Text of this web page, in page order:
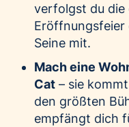
verfolgst du
Eröffnungsfeier
Seine mit.
Mach eine
Cat – sie
den größten
empfängt dich